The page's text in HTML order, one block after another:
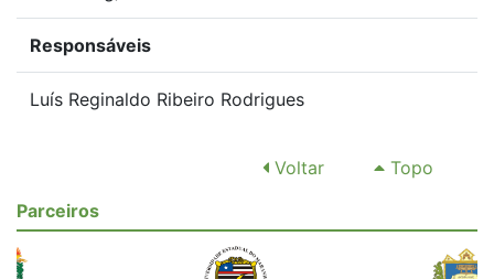
Responsáveis
Luís Reginaldo Ribeiro Rodrigues
Voltar
Topo
Parceiros